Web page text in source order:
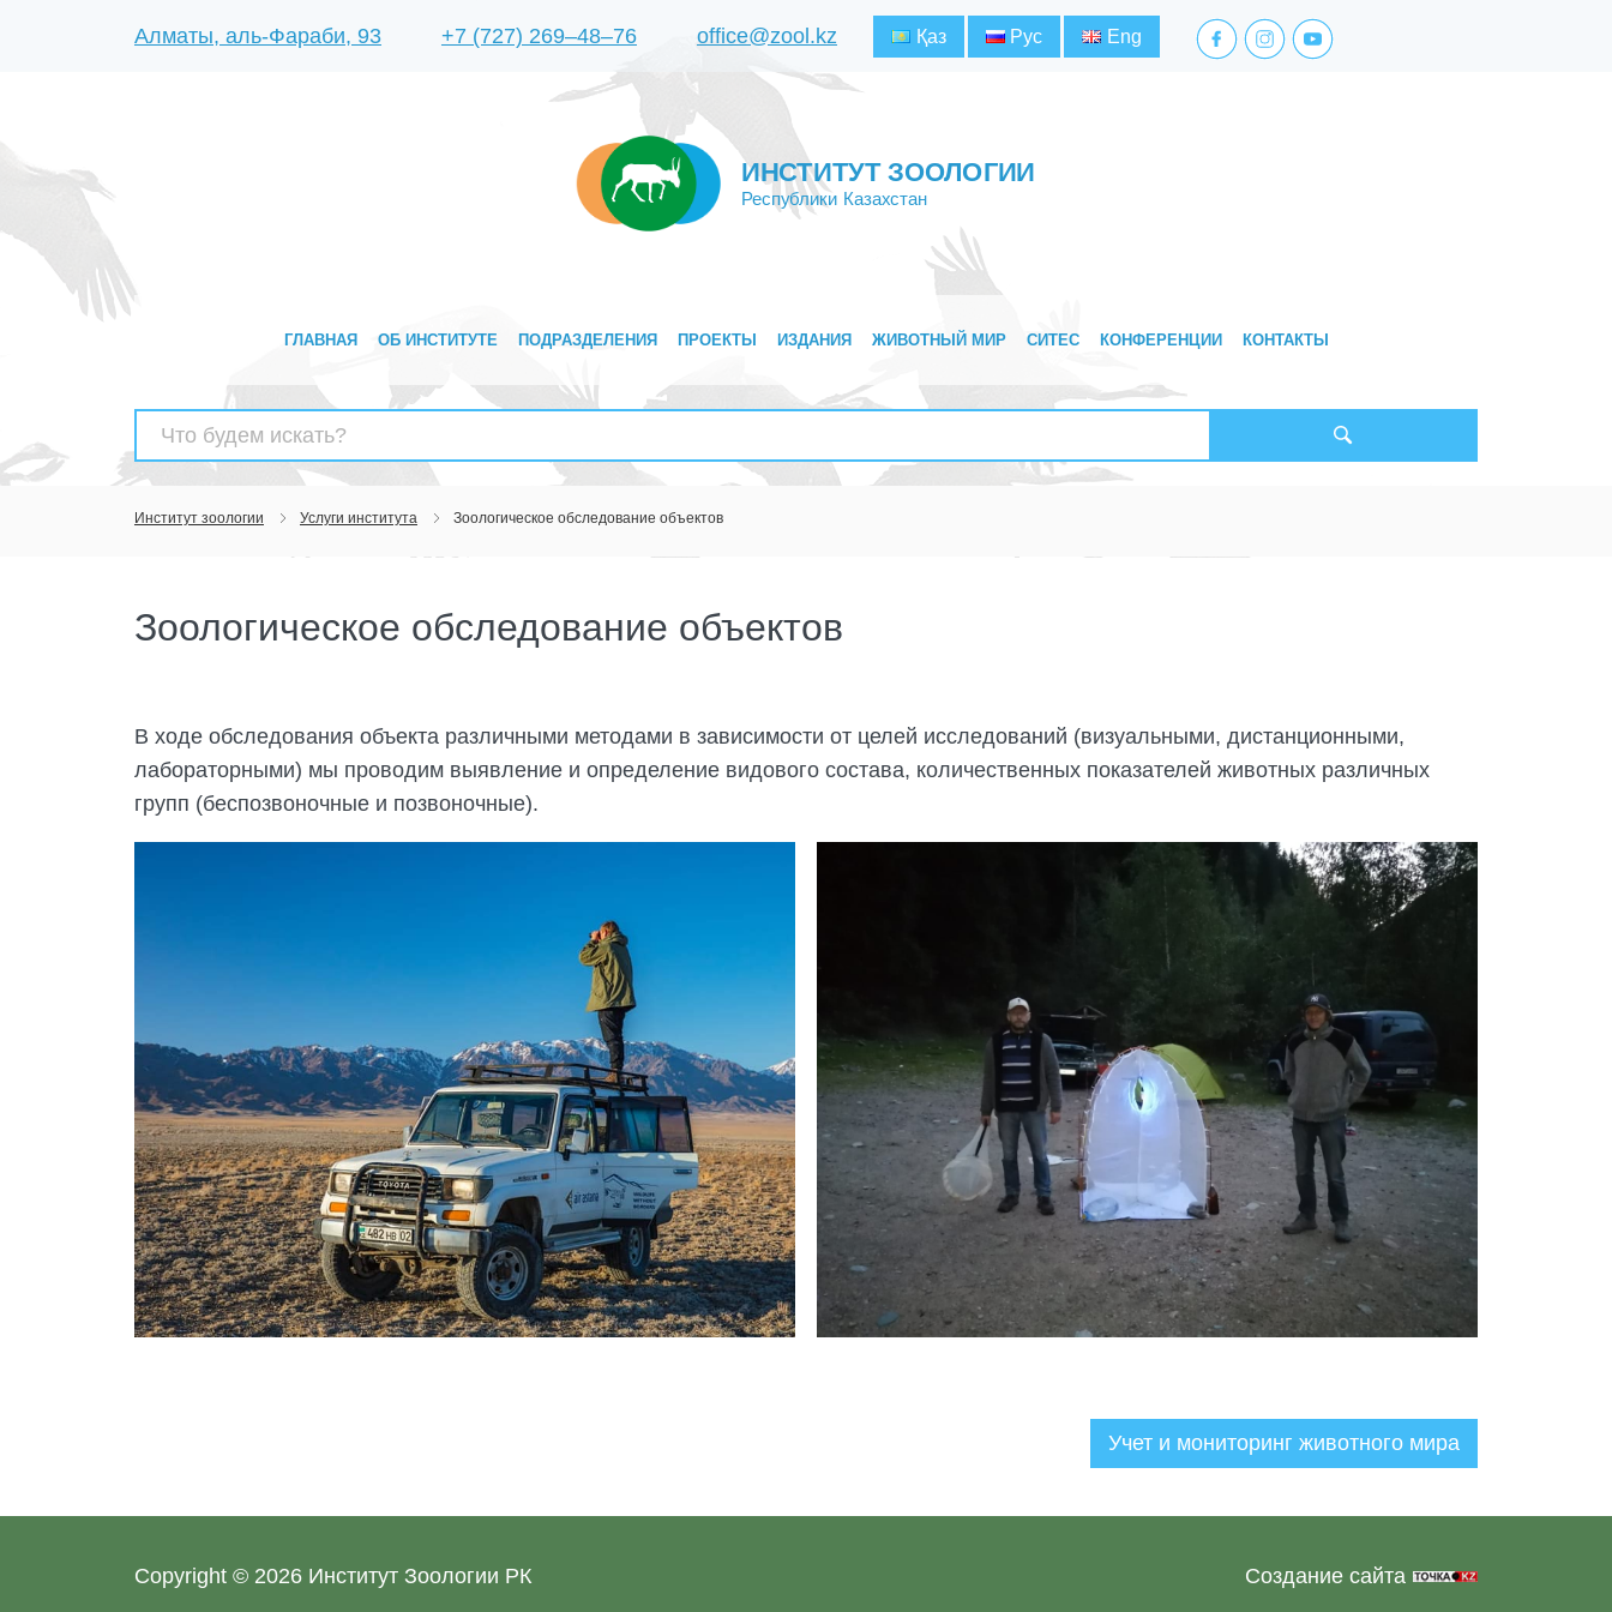
Алматы, аль-Фараби, 93 +7 (727) 269‒48‒76 office@zool.kz Қаз Рус Eng facebook.com
instagram.com
youtube.com
ИНСТИТУТ ЗООЛОГИИ
Республики Казахстан
ГЛАВНАЯ ОБ ИНСТИТУТЕ ПОДРАЗДЕЛЕНИЯ ПРОЕКТЫ ИЗДАНИЯ ЖИВОТНЫЙ МИР СИТЕС КОНФЕРЕНЦИИ КОНТАКТЫ
Найти:
Институт зоологии Услуги института Зоологическое обследование объектов
Зоологическое обследование объектов
В ходе обследования объекта различными методами в зависимости от целей исследований (визуальными, дистанционными,
лабораторными) мы проводим выявление и определение видового состава, количественных показателей животных различных
групп (беспозвоночные и позвоночные).
Администратор
Учет и мониторинг животного мира
Copyright © 2026 Институт Зоологии РК Создание сайта